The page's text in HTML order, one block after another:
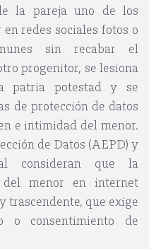
la pareja uno de los
redes sociales fotos o
sin recabar el
progenitor, se lesiona
patria potestad y se
de protección de datos
e intimidad del menor.
de Datos (AEPD) y
consideran que la
menor en internet
trascendente, que exige
o consentimiento de